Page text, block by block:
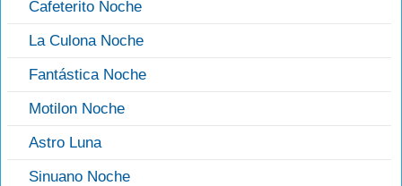
Cafeterito Noche
La Culona Noche
Fantástica Noche
Motilon Noche
Astro Luna
Sinuano Noche